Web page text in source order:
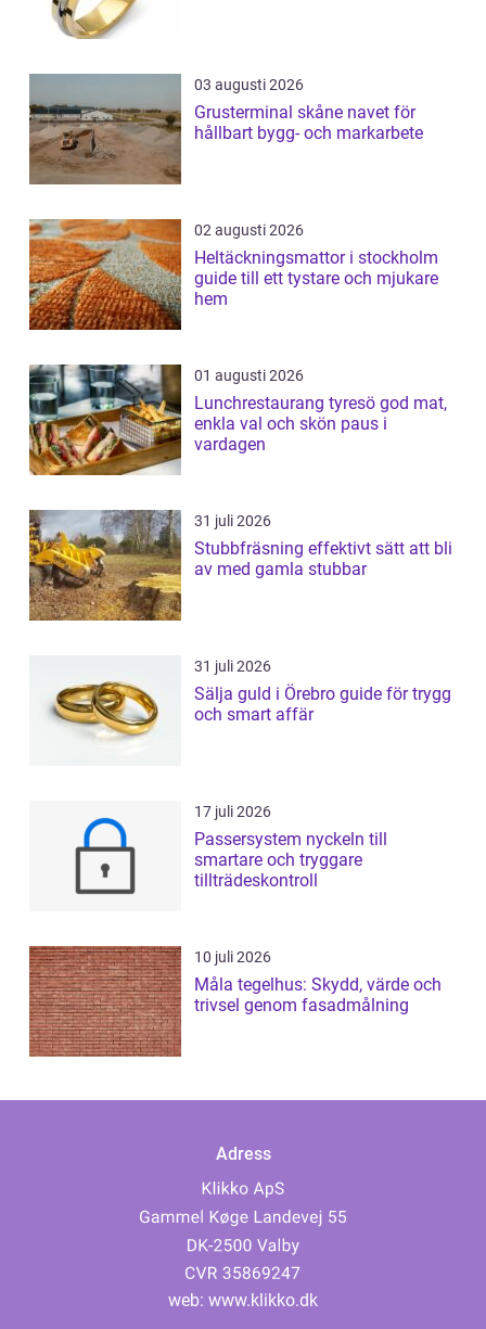
03 augusti 2026
Grusterminal skåne navet för
hållbart bygg- och markarbete
02 augusti 2026
Heltäckningsmattor i stockholm
guide till ett tystare och mjukare
hem
01 augusti 2026
Lunchrestaurang tyresö god mat,
enkla val och skön paus i
vardagen
31 juli 2026
Stubbfräsning effektivt sätt att bli
av med gamla stubbar
31 juli 2026
Sälja guld i Örebro guide för trygg
och smart affär
17 juli 2026
Passersystem nyckeln till
smartare och tryggare
tillträdeskontroll
10 juli 2026
Måla tegelhus: Skydd, värde och
trivsel genom fasadmålning
Adress
web: www.klikko.dk